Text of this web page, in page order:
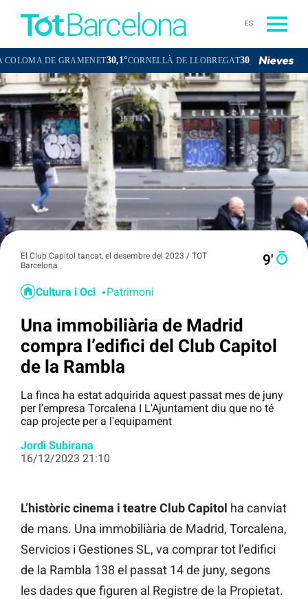
ES
30,1°CORNELLÀ DE LLOBREGAT30,7°SANT BOI DE
El Club Capitol tancat, el desembre del 2023 / TOT
Barcelona
9′
Cultura i Oci Patrimoni
Una immobiliària de Madrid
compra l’edifici del Club Capitol
de la Rambla
La finca ha estat adquirida aquest passat mes de juny
per l’empresa Torcalena I L'Ajuntament diu que no té
cap projecte per a l'equipament
Jordi Subirana
16/12/2023 21:10
L’històric cinema i teatre Club Capitol ha canviat
de mans. Una immobiliària de Madrid, Torcalena,
Servicios i Gestiones SL, va comprar tot l’edifici
de la Rambla 138 el passat 14 de juny, segons
les dades que figuren al Registre de la Propietat.